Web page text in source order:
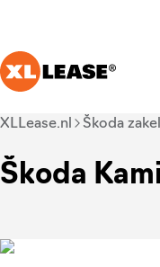
Je bent nu voorbij het
XLLease.nl Škoda
Škoda